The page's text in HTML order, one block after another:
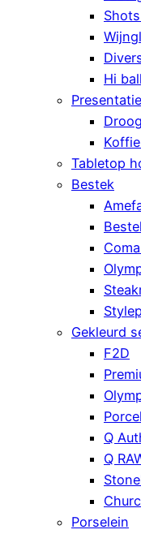
Hi
Tabletop
Bestek
Gekleurd
F2D
Q
Q
Porselein